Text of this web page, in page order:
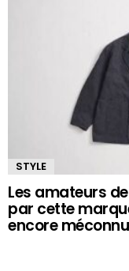
STYLE
Les amateurs
par cette
encore